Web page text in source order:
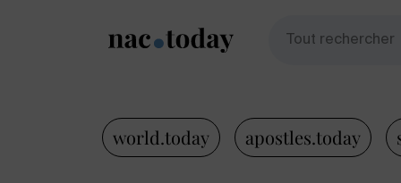
world.today apostles.today